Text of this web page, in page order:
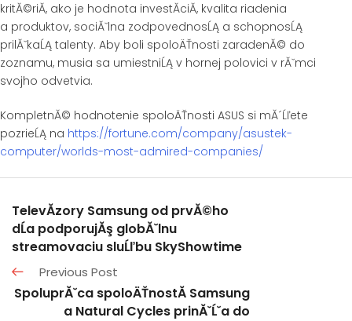
kritĂ©riĂ­, ako je hodnota investĂ­ciĂ­, kvalita riadenia
a produktov, sociĂˇlna zodpovednosĹĄ a schopnosĹĄ
prilĂˇkaĹĄ talenty. Aby boli spoloÄŤnosti zaradenĂ© do
zoznamu, musia sa umiestniĹĄ v hornej polovici v rĂˇmci
svojho odvetvia.
KompletnĂ© hodnotenie spoloÄŤnosti ASUS si mĂ´Ĺľete
pozrieĹĄ na https://fortune.com/company/asustek-
computer/worlds-most-admired-companies/
TelevĂ­zory Samsung od prvĂ©ho
dĹa podporujĂş globĂˇlnu
streamovaciu sluĹľbu SkyShowtime
Previous Post
SpoluprĂˇca spoloÄŤnostĂ­ Samsung
a Natural Cycles prinĂˇĹˇa do